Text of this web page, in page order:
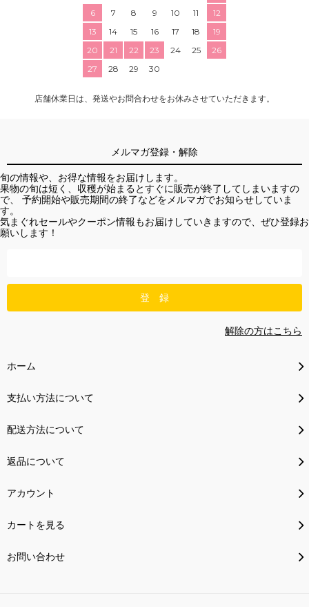
6
7 8 9 10 11
12
13
14 15 16 17 18
19
20
21 22 23 24 25
26
27
28 29 30
店舗休業日は、発送やお問合わせをお休みさせていただきます。
メルマガ登録・解除
旬の情報や、お得な情報をお届けします。
果物の旬は短く、収穫が始まるとすぐに販売が終了してしまいますの
で、 予約開始や販売期間の終了などをメルマガでお知らせしていま
す。
気まぐれセールやクーポン情報もお届けしていきますので、ぜひ登録お
願いします！
解除の方はこちら
ホーム
支払い方法について
配送方法について
返品について
アカウント
カートを見る
お問い合わせ